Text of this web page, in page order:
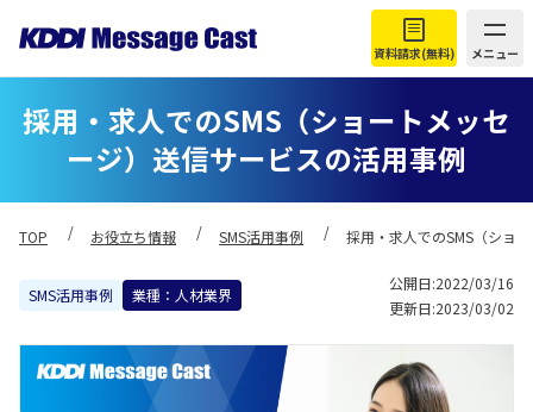
資料請求(無料) メニュー
採用・求人でのSMS（ショートメッセ
ージ）送信サービスの活用事例
TOP お役立ち情報 SMS活用事例 採用・求人でのSMS（ショ
SMS活用事例 業種：人材業界
公開日:2022/03/16
更新日:2023/03/02